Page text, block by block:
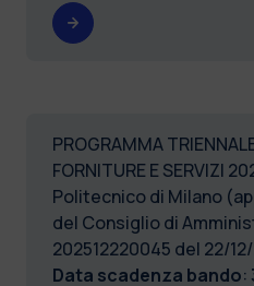
PROGRAMMA
FORNITURE E SERVIZI
Politecnico di Milano
del Consiglio di
202512220045 del 22/
Data scadenza bando: